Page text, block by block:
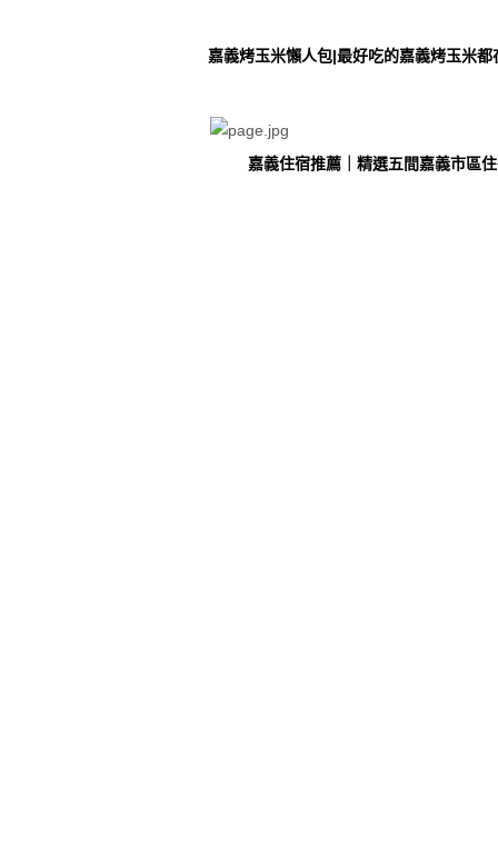
嘉義烤玉米懶人包|最好吃的嘉義烤玉米
嘉義住宿推薦｜精選五間嘉義市區